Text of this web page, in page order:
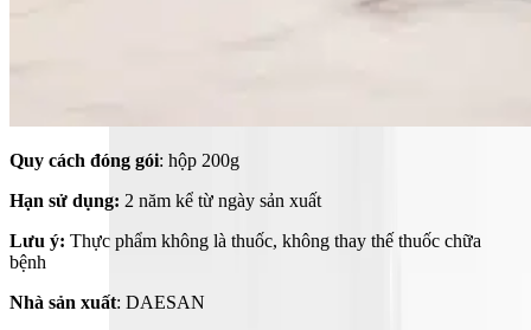
Quy cách đóng gói: hộp 200g
Hạn sử dụng: 2 năm kể từ ngày sản xuất
Lưu ý: Thực phẩm không là thuốc, không thay thế thuốc chữa
bệnh
Nhà sản xuất: DAESAN